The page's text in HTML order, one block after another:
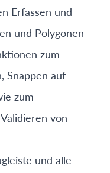
Erfassen und
und Polygonen
zum
Snappen auf
zum
von
und alle